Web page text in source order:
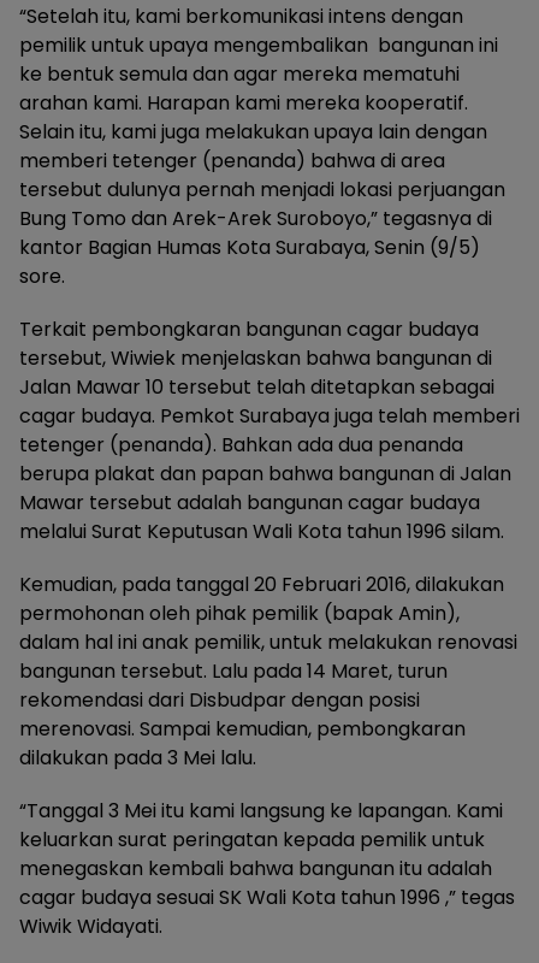
“Setelah itu, kami berkomunikasi intens dengan
pemilik untuk upaya mengembalikan bangunan ini
ke bentuk semula dan agar mereka mematuhi
arahan kami. Harapan kami mereka kooperatif.
Selain itu, kami juga melakukan upaya lain dengan
memberi tetenger (penanda) bahwa di area
tersebut dulunya pernah menjadi lokasi perjuangan
Bung Tomo dan Arek-Arek Suroboyo,” tegasnya di
kantor Bagian Humas Kota Surabaya, Senin (9/5)
sore.
Terkait pembongkaran bangunan cagar budaya
tersebut, Wiwiek menjelaskan bahwa bangunan di
Jalan Mawar 10 tersebut telah ditetapkan sebagai
cagar budaya. Pemkot Surabaya juga telah memberi
tetenger (penanda). Bahkan ada dua penanda
berupa plakat dan papan bahwa bangunan di Jalan
Mawar tersebut adalah bangunan cagar budaya
melalui Surat Keputusan Wali Kota tahun 1996 silam.
Kemudian, pada tanggal 20 Februari 2016, dilakukan
permohonan oleh pihak pemilik (bapak Amin),
dalam hal ini anak pemilik, untuk melakukan renovasi
bangunan tersebut. Lalu pada 14 Maret, turun
rekomendasi dari Disbudpar dengan posisi
merenovasi. Sampai kemudian, pembongkaran
dilakukan pada 3 Mei lalu.
“Tanggal 3 Mei itu kami langsung ke lapangan. Kami
keluarkan surat peringatan kepada pemilik untuk
menegaskan kembali bahwa bangunan itu adalah
cagar budaya sesuai SK Wali Kota tahun 1996 ,” tegas
Wiwik Widayati.